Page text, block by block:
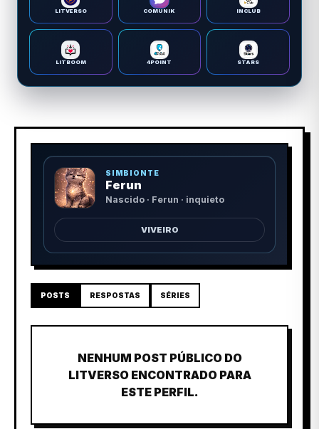
LITVERSO COMUNIK INCLUB
LITBOOM 4POINT STARS
SIMBIONTE
Ferun
Nascido · Ferun · inquieto
VIVEIRO
POSTS RESPOSTAS SÉRIES
NENHUM POST PÚBLICO DO
LITVERSO ENCONTRADO PARA
ESTE PERFIL.